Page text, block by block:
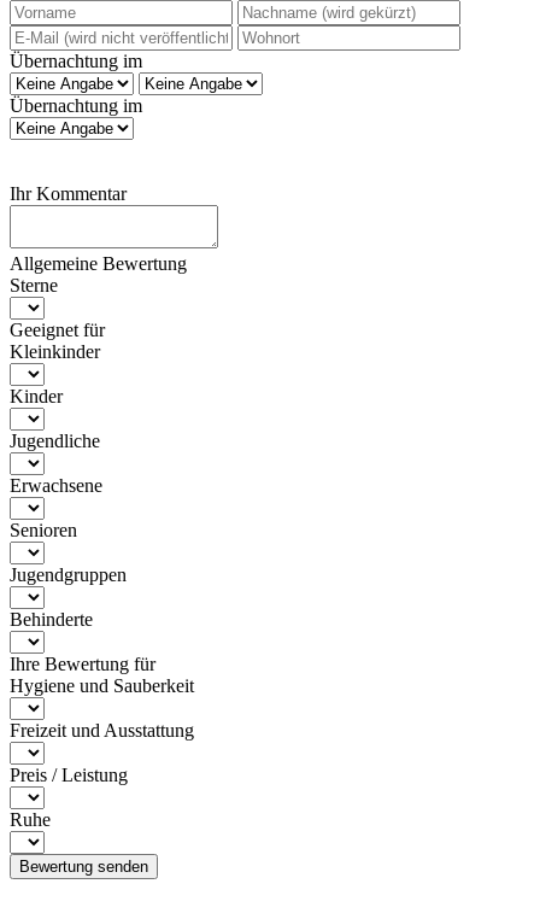
Übernachtung im
Übernachtung im
Ihr Kommentar
Allgemeine Bewertung
Sterne
Geeignet für
Kleinkinder
Kinder
Jugendliche
Erwachsene
Senioren
Jugendgruppen
Behinderte
Ihre Bewertung für
Hygiene und Sauberkeit
Freizeit und Ausstattung
Preis / Leistung
Ruhe